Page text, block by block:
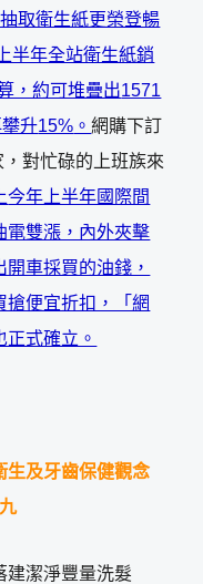
取衛生紙更榮登暢
半年全站衛生紙銷
，約可堆疊出1571
升15% 。網購下訂
對忙碌的上班族來
今年上半年國際間
電雙漲，內外夾擊
車採買的油錢，
搶便宜折扣，「網
式確立。
及牙齒保健觀念
建潔淨豐量洗髮